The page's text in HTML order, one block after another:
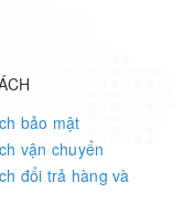
bảo mật
vận chuyển
đổi trả hàng và